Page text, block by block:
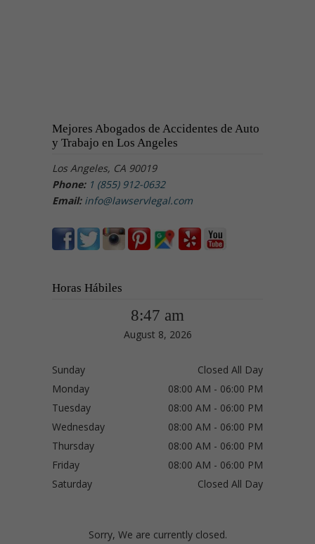
Mejores Abogados de Accidentes de Auto
y Trabajo en Los Angeles
Los Angeles, CA 90019
Phone: 1 (855) 912-0632
Email: info@lawservlegal.com
Horas Hábiles
8:47 am
August 8, 2026
Sunday
Closed All Day
Monday
08:00 AM - 06:00 PM
Tuesday
08:00 AM - 06:00 PM
Wednesday
08:00 AM - 06:00 PM
Thursday
08:00 AM - 06:00 PM
Friday
08:00 AM - 06:00 PM
Saturday
Closed All Day
Sorry, We are currently closed.